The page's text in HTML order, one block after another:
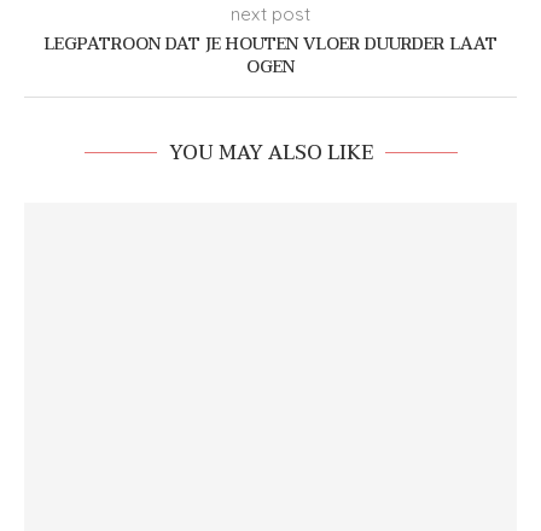
next post
LEGPATROON DAT JE HOUTEN VLOER DUURDER LAAT
OGEN
YOU MAY ALSO LIKE